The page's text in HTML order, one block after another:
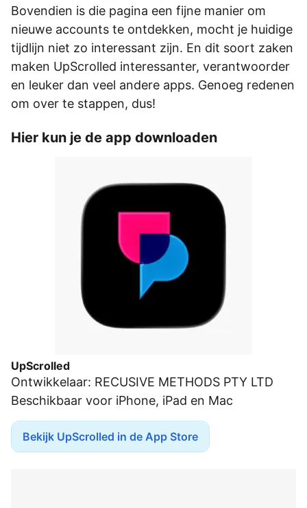
Bovendien is die pagina een fijne manier om
nieuwe accounts te ontdekken, mocht je huidige
tijdlijn niet zo interessant zijn. En dit soort zaken
maken UpScrolled interessanter, verantwoorder
en leuker dan veel andere apps. Genoeg redenen
om over te stappen, dus!
Hier kun je de app downloaden
UpScrolled
Ontwikkelaar: RECUSIVE METHODS PTY LTD
Beschikbaar voor iPhone, iPad en Mac
Bekijk UpScrolled in de App Store